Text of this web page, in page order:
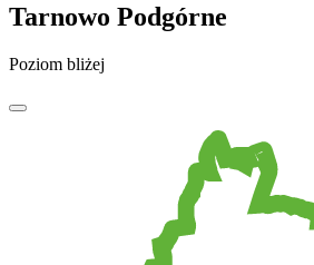
Tarnowo Podgórne
Poziom bliżej